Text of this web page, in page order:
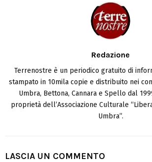
Redazione
Terrenostre è un periodico gratuito di
stampato in 10mila copie e distribuito nei
Umbra, Bettona, Cannara e Spello dal
proprietà dell’Associazione Culturale
Umbra”.
LASCIA UN COMMENTO